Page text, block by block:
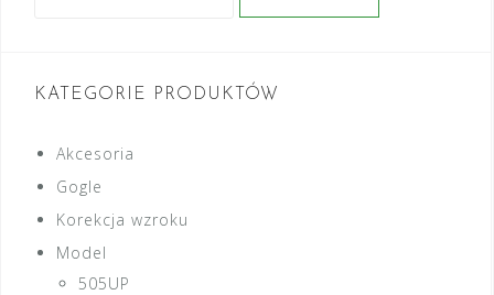
KATEGORIE PRODUKTÓW
Akcesoria
Gogle
Korekcja wzroku
Model
505UP